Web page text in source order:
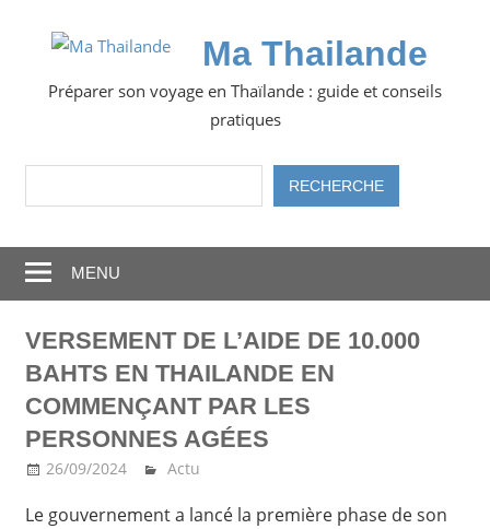
Ma Thailande
Préparer son voyage en Thaïlande : guide et conseils
pratiques
RechercherRECHERCHE
MENU
VERSEMENT DE L’AIDE DE 10.000
BAHTS EN THAILANDE EN
COMMENÇANT PAR LES
PERSONNES AGÉES
26/09/2024 Ma Thailande
Actu
Le gouvernement a lancé la première phase de son